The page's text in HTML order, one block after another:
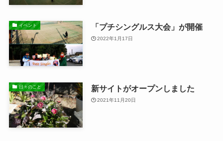
イベント 「プチシングルス大会」が開催
2022年1月17日
日々のこと 新サイトがオープンしました
2021年11月20日